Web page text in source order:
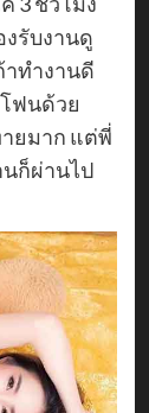
รับงานดู
าทำงานดี
ฟนด้วย
ยมาก แต่พี่
นก็ผ่านไป